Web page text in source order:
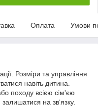
Оплата Умови
Розміри та управління
навіть дитина.
походу всією сім'єю
на зв'язку.